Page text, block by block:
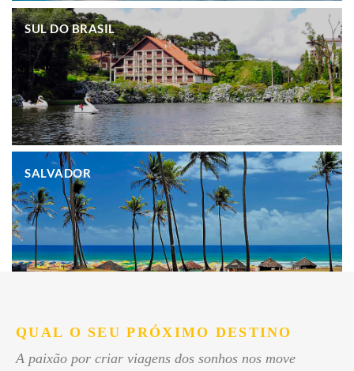
.
SUL DO BRASIL
SALVADOR
QUAL O SEU PRÓXIMO DESTINO
A paixão por criar viagens dos sonhos nos move